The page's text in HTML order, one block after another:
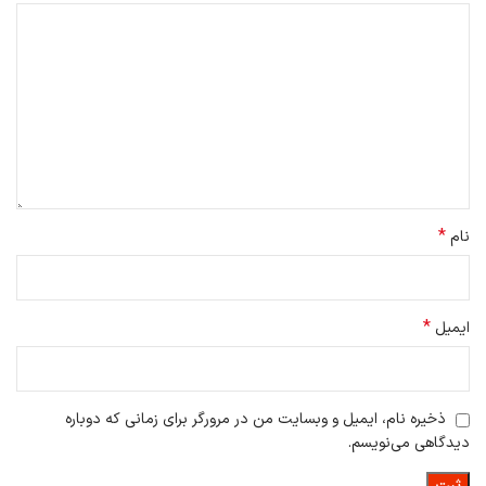
نام*
ایمیل *
ذخیره نام، ایمیل و وبسایت من در مرورگر برای زمانی که دوباره
دیدگاهی می‌نویسم.